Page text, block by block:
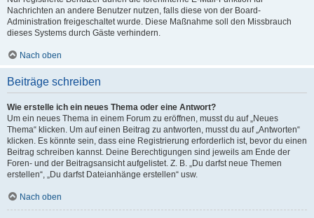
Nachrichten an andere Benutzer nutzen, falls diese von der Board-
Administration freigeschaltet wurde. Diese Maßnahme soll den Missbrauch
dieses Systems durch Gäste verhindern.
Nach oben
Beiträge schreiben
Wie erstelle ich ein neues Thema oder eine Antwort?
Um ein neues Thema in einem Forum zu eröffnen, musst du auf „Neues
Thema“ klicken. Um auf einen Beitrag zu antworten, musst du auf „Antworten“
klicken. Es könnte sein, dass eine Registrierung erforderlich ist, bevor du einen
Beitrag schreiben kannst. Deine Berechtigungen sind jeweils am Ende der
Foren- und der Beitragsansicht aufgelistet. Z. B. „Du darfst neue Themen
erstellen“, „Du darfst Dateianhänge erstellen“ usw.
Nach oben